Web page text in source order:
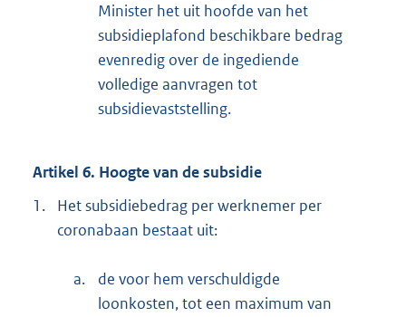
Minister het uit hoofde van het
subsidieplafond beschikbare bedrag
evenredig over de ingediende
volledige aanvragen tot
subsidievaststelling.
Artikel 6. Hoogte van de subsidie
1.
Het subsidiebedrag per werknemer per
coronabaan bestaat uit:
a.
de voor hem verschuldigde
loonkosten, tot een maximum van